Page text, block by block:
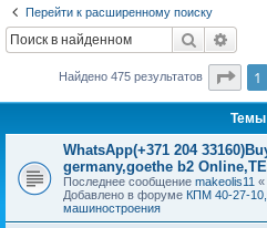
Перейти к расширенному поиску
Поиск
Найдено 475 результатов 1
Темы
WhatsApp(+371 204
germany,goethe b2
Последнее сообщение makeolis11 «
Добавлено в форуме КПМ 40-27-
машиностроения